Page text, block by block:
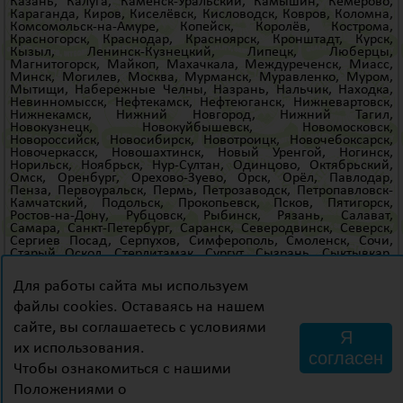
Караганда, Киров, Киселёвск, Кисловодск, Ковров, Коломна,
Комсомольск-на-Амуре, Копейск, Королёв, Кострома,
Красногорск, Краснодар, Красноярск, Кронштадт, Курск,
Кызыл, Ленинск-Кузнецкий,Липецк,Люберцы,
Магнитогорск, Майкоп, Махачкала, Междуреченск, Миасс,
Минск, Могилев, Москва, Мурманск, Муравленко, Муром,
Мытищи, Набережные Челны, Назрань, Нальчик, Находка,
Невинномысск, Нефтекамск, Нефтеюганск, Нижневартовск,
Нижнекамск, Нижний Новгород, Нижний Тагил,
Новокузнецк, Новокуйбышевск, Новомосковск,
Новороссийск, Новосибирск, Новотроицк, Новочебоксарск,
Новочеркасск, Новошахтинск, Новый Уренгой, Ногинск,
Норильск, Ноябрьск, Нур-Султан, Одинцово, Октябрьский,
Омск, Оренбург, Орехово-Зуево, Орск, Орёл, Павлодар,
Пенза, Первоуральск, Пермь, Петрозаводск, Петропавловск-
Камчатский, Подольск, Прокопьевск, Псков, Пятигорск,
Ростов-на-Дону, Рубцовск, Рыбинск, Рязань, Салават,
Самара, Санкт-Петербург, Саранск, Северодвинск, Северск,
Сергиев Посад, Серпухов, Симферополь, Смоленск, Сочи,
Старый Оскол,Стерлитамак,Сургут,Сызрань,Сыктывкар,
Тюмень
, Улан-Удэ
Хабаровск, Ханты-Мансийск,Хасавюрт
Челябинск,Череповец,Черкесск,Чита
Электросталь,Элиста,Энгельс ,Южно-Сахалинск
Ялте,Ярославльидр.
ИП Семаков Д.А, ОГРН: 309784729600267,
Политика конфиденциальности
Для работы сайта мы используем
файлы cookies. Оставаясь на нашем
сайте, вы соглашаетесь с условиями
их использования.
Чтобы ознакомиться с нашими
Положениями о
Я
согласен